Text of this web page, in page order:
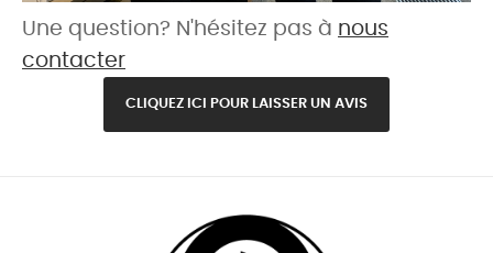
Une question? N'hésitez pas à nous
contacter
CLIQUEZ ICI POUR LAISSER UN AVIS